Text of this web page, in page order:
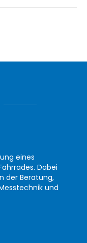
eines
Dabei
der Beratung,
und